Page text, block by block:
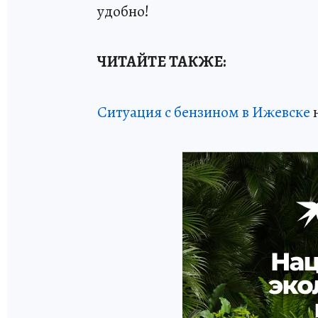
удобно!
ЧИТАЙТЕ ТАКЖЕ:
Ситуация с бензином в Ижевске